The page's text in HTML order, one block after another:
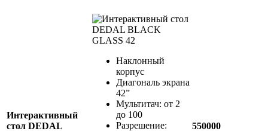
Интерактивный
стол DEDAL
Наклонный
корпус
Диагональ экрана
42”
Мультитач: от 2
до 100
Разрешение:
550000